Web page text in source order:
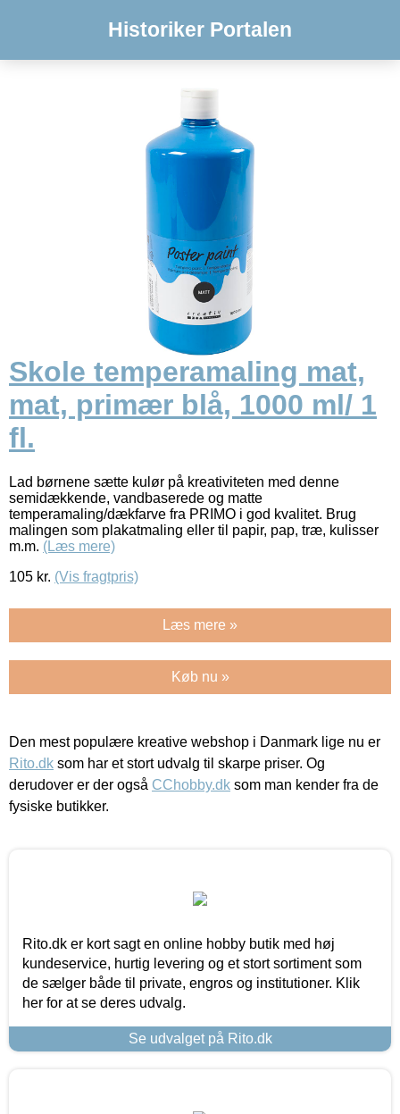
Historiker Portalen
Skole temperamaling mat,
mat, primær blå, 1000 ml/ 1
fl.
Lad børnene sætte kulør på kreativiteten med denne
semidækkende, vandbaserede og matte
temperamaling/dækfarve fra PRIMO i god kvalitet. Brug
malingen som plakatmaling eller til papir, pap, træ, kulisser
m.m. (Læs mere)
105 kr. (Vis fragtpris)
Læs mere »
Køb nu »
Den mest populære kreative webshop i Danmark lige nu er
Rito.dk som har et stort udvalg til skarpe priser. Og
derudover er der også CChobby.dk som man kender fra de
fysiske butikker.
Rito.dk er kort sagt en online hobby butik med høj
kundeservice, hurtig levering og et stort sortiment som
de sælger både til private, engros og institutioner. Klik
her for at se deres udvalg.
Se udvalget på Rito.dk